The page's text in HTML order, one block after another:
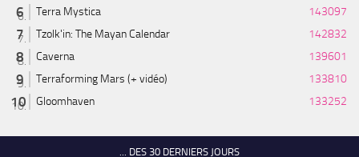
Terra Mystica
143097
Tzolk'in: The Mayan Calendar
142832
Caverna
139601
Terraforming Mars (+ vidéo)
133810
Gloomhaven
133252
... DES 30 DERNIERS JOURS